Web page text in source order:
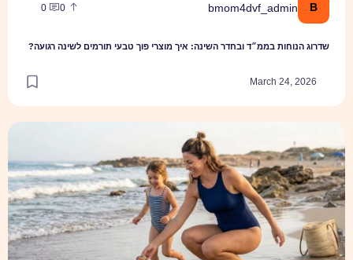
B
bmom4dvf_admin
0
0
שדרוג הנוחות בממ״ד ובחדר השינה: איך מוצרי פוך טבעי תורמים לשינה רגועה?
March 24, 2026
הפריט שמשנה את חוקי המשחק בחוף: איך לבחור את בגד הים שיתמוך